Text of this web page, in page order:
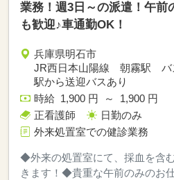
業務！週3日～の派遣！午前
も歓迎♪車通勤OK！
兵庫県明石市
JR西日本山陽線 朝霧駅 バ
駅から送迎バスあり
時給 1,900 円 ～ 1,900 円
正看護師
日勤のみ
外来処置室での健診業務
◆外来の処置室にて、採血を含
きます！◆貴重な午前のみのお